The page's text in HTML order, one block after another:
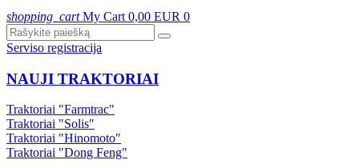
shopping_cart My Cart 0,00 EUR 0
Serviso registracija
NAUJI TRAKTORIAI
Traktoriai "Farmtrac"
Traktoriai "Solis"
Traktoriai "Hinomoto"
Traktoriai "Dong Feng"